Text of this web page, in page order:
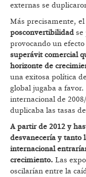
externas se
Más precisamente, el
posconvertibilidad se
provocando un
superávit comercial
horizonte de
una exitosa política
global jugaba a
internacional de
duplicaba las tasas
A partir de 2012 y
desvanecería y tanto
internacional
crecimiento. Las
oscilarían entre la